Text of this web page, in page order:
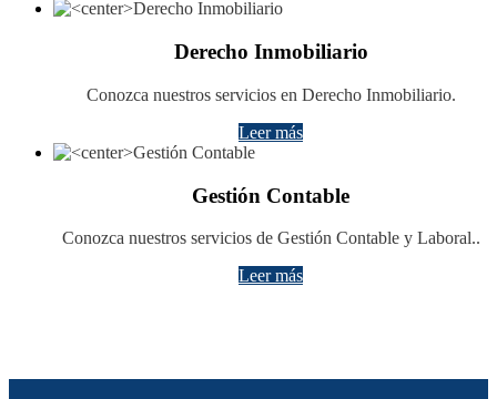
Derecho Inmobiliario
Conozca nuestros servicios en Derecho Inmobiliario.
Leer más
Gestión Contable
Conozca nuestros servicios de Gestión Contable y Laboral..
Leer más